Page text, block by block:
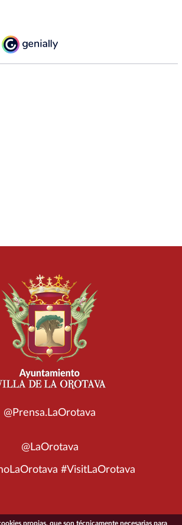
@Prensa.LaOrotava
@LaOrotava
#VisitLaOrotava
propias, que son técnicamente necesarias para